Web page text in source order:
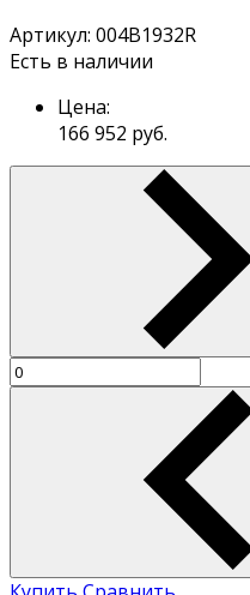
Артикул: 004B1932R
Есть в наличии
Цена:
166 952 руб.